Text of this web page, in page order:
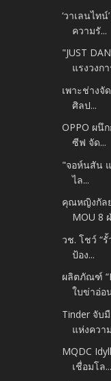
‘วาเลนไท
ความรั...
"JUST
แรงวงก
เพาะช่าง
ศิลป...
OPPO ผนึ
ซีฟ จัด...
"จอห์นสัน
ไล...
คุณหญิงกัล
MOU 8
วช. โชว์ “
ป้อง...
ผลิตภัณฑ์
ใบข่าอ่อ
Tinder จับ
แห่งควา
MQDC
เชื่อมโล...